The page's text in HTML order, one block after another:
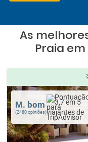
As
Praia
M. bom
(2480 opiniões)